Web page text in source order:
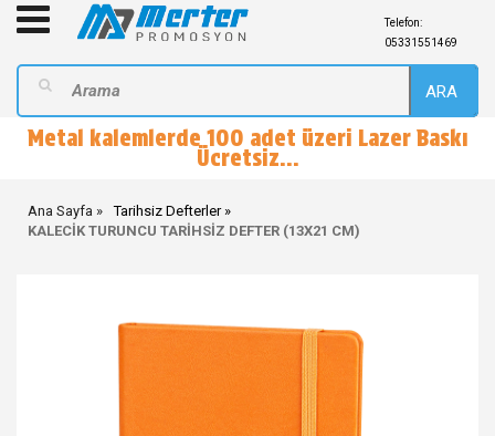
Telefon:
05331551469
ARA
Metal kalemlerde 100 adet üzeri Lazer Baskı
Ücretsiz...
Ana Sayfa
Tarihsiz Defterler
KALECİK TURUNCU TARİHSİZ DEFTER (13X21 CM)